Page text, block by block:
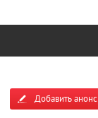
Добавить анонс